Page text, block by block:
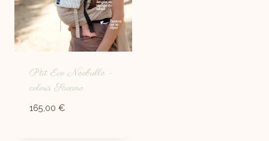
P’tit Evo Neobulle –
coloris Savane
165,00 €